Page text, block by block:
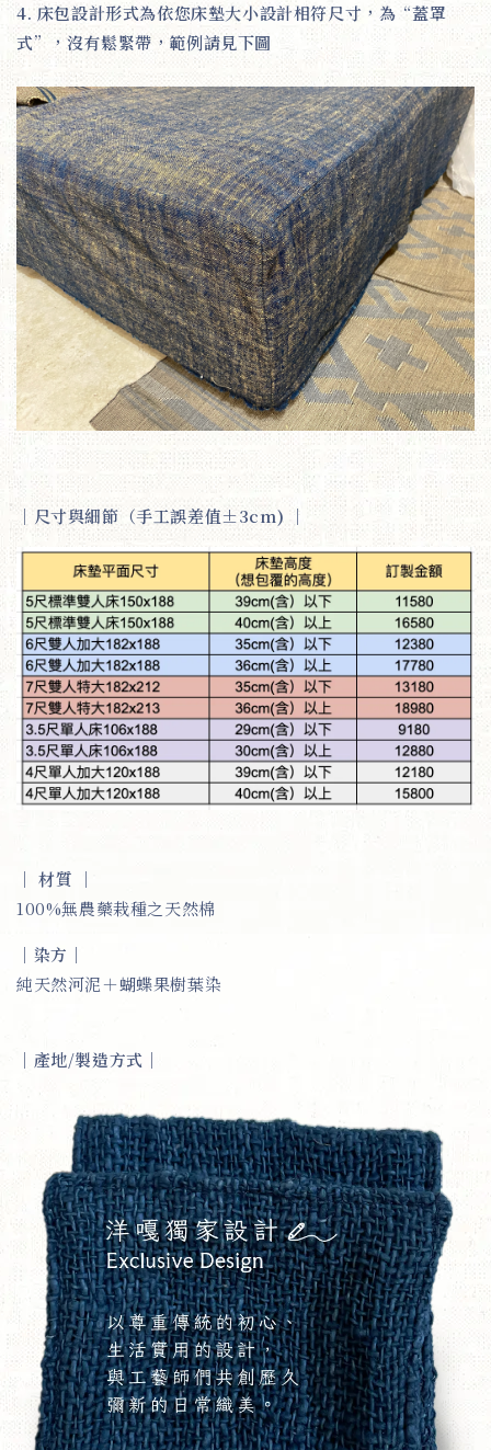
4. 床包設計形式為依您床墊大小設計相符尺寸，為“蓋罩
式”，沒有鬆緊帶，範例請見下圖
｜ 尺寸與細節（手工誤差值±3cm) ｜
｜ 材質
｜
100%無農藥栽種之天然棉
｜ 染方 ｜
純天然河泥＋蝴蝶果樹葉染
｜ 產地/製造方式 ｜